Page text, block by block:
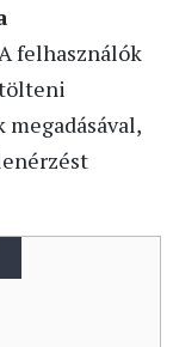
felhasználók